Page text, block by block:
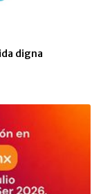
digna